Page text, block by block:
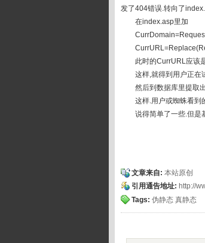
发了404错误.转向了
在index.asp里加
此时的CurrURL应该
这样,就得到用户正在试
然后到数据库里提取出
这样.用户或蜘蛛看到的
说得简单了一些.但是
文章来自: 本站原创
引用通告地址: http://
Tags: 伪静态 真静态